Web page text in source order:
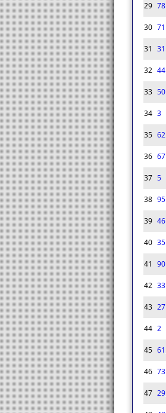
29 78
30 71
31 31
32 44
33 50
34 3
35 62
36 67
37 5
38 95
39 46
40 35
41 90
42 33
43 27
44 2
45 61
46 73
47 29